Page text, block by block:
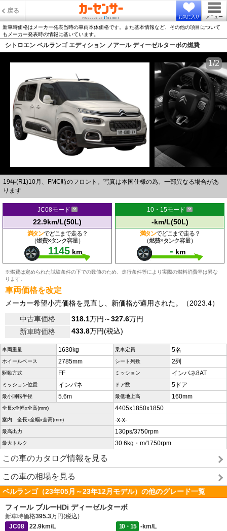
戻る
お気に入り メニュー
新車時価格はメーカー発表当時の車両本体価格です。また基本情報など、その他の項目について
もメーカー発表時の情報に基いています。
シトロエン ベルランゴ エディション ノアール ディーゼルターボの燃費
19年(R1)10月、FMC時のフロント。写真は本国仕様の為、一部異なる場合があ
ります
1/2
JC08モード
22.9km/L(50L)
満タンでどこまで走る？
（燃費×タンク容量）
1145 km
10・15モード
-km/L(50L)
満タンでどこまで走る？
（燃費×タンク容量）
- km
※燃費は定められた試験条件の下での数値のため、走行条件等により実際の燃料消費率は異な
ります。
車両価格を改定
メーカー希望小売価格を見直し、新価格が適用された。（2023.4）
中古車価格
318.1万円～327.6万円
新車時価格
433.8万円(税込)
車両重量 1630kg 乗車定員 5名
ホイールベース 2785mm シート列数 2列
駆動方式 FF ミッション インパネ8AT
ミッション位置 インパネ ドア数 5ドア
最小回転半径 5.6m 最低地上高 160mm
全長x全幅x全高(mm) 4405x1850x1850
室内 全長x全幅x全高(mm) -x-x-
最高出力 130ps/3750rpm
最大トルク 30.6kg・m/1750rpm
この車のカタログ情報を見る
この車の相場を見る
ベルランゴ（23年05月～23年12月モデル）の他のグレード一覧
フィール ブルーHDi ディーゼルターボ
新車時価格395.3万円(税込)
JC08
22.9km/L 10・15
-km/L